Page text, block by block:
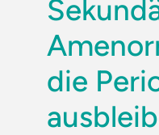
die